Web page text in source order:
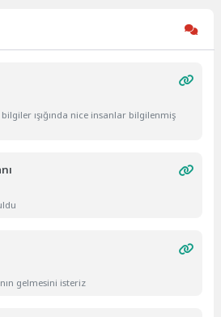
bilgiler ışığında nice insanlar bilgilenmiş
gelmesini isteriz